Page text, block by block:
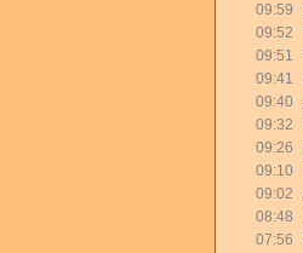
09:59
09:52
09:51
09:41
09:40
09:32
09:26
09:10
09:02
08:48
07:56